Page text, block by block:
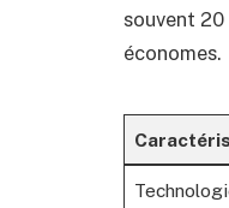
souvent 20
économes.